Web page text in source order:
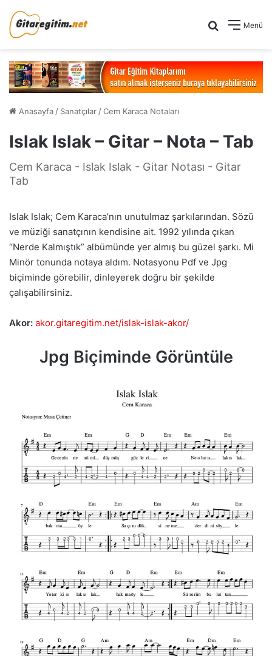
Menü
Arama yap
Anasayfa / Sanatçılar /Cem Karaca Notaları
Islak Islak – Gitar – Nota – Tab
Cem Karaca - Islak Islak - Gitar Notası - Gitar
Tab
Islak Islak; Cem Karaca’nın unutulmaz şarkılarından. Sözü
ve müziği sanatçının kendisine ait. 1992 yılında çıkan
“Nerde Kalmıştık” albümünde yer almış bu güzel şarkı. Mi
Minör tonunda notaya aldım. Notasyonu Pdf ve Jpg
biçiminde görebilir, dinleyerek doğru bir şekilde
çalışabilirsiniz.
Akor: akor.gitaregitim.net/islak-islak-akor/
Jpg Biçiminde Görüntüle